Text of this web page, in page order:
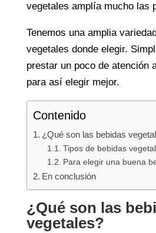
vegetales amplía mucho las
Tenemos una amplia
vegetales donde elegir.
prestar un poco de atención
para así elegir mejor.
Contenido
¿Qué son las bebidas
Tipos de bebidas
Para elegir una buena
En conclusión
¿Qué son las
vegetales?